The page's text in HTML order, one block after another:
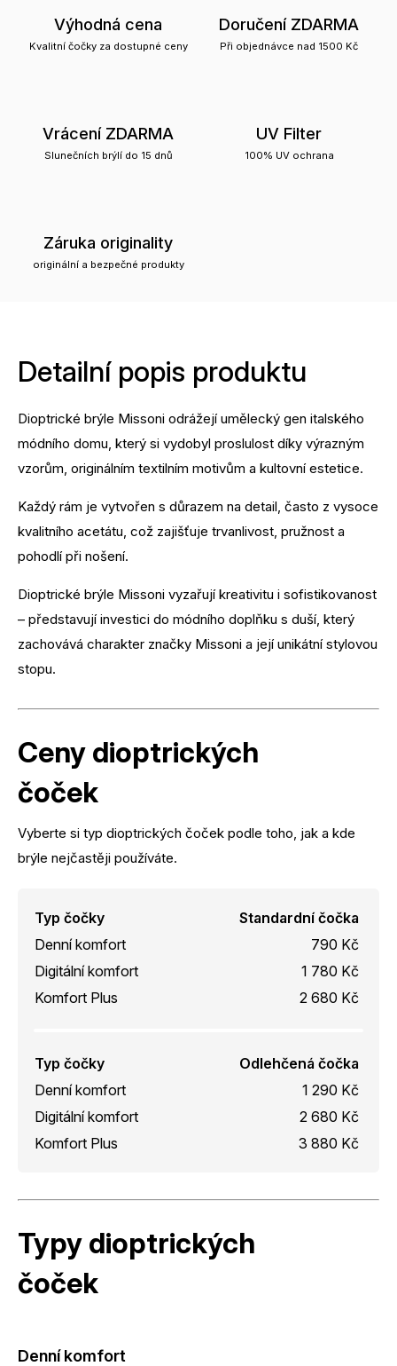
Výhodná cena
Kvalitní čočky za dostupné ceny
Doručení ZDARMA
Při objednávce nad 1500 Kč
Vrácení ZDARMA
Slunečních brýlí do 15 dnů
UV Filter
100% UV ochrana
Záruka originality
originální a bezpečné produkty
Detailní popis produktu
Dioptrické brýle Missoni odrážejí umělecký gen italského
módního domu, který si vydobyl proslulost díky výrazným
vzorům, originálním textilním motivům a kultovní estetice.
Každý rám je vytvořen s důrazem na detail, často z vysoce
kvalitního acetátu, což zajišťuje trvanlivost, pružnost a
pohodlí při nošení.
Dioptrické brýle Missoni vyzařují kreativitu i sofistikovanost
– představují investici do módního doplňku s duší, který
zachovává charakter značky Missoni a její unikátní stylovou
stopu.
Ceny dioptrických
čoček
Vyberte si typ dioptrických čoček podle toho, jak a kde
brýle nejčastěji používáte.
Typ čočky
Standardní čočka
Denní komfort
790 Kč
Digitální komfort
1 780 Kč
Komfort Plus
2 680 Kč
Typ čočky
Odlehčená čočka
Denní komfort
1 290 Kč
Digitální komfort
2 680 Kč
Komfort Plus
3 880 Kč
Typy dioptrických
čoček
Denní komfort